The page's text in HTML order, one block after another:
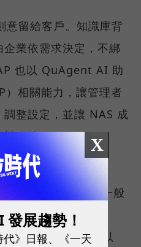
意留給客戶。知識庫背
業依需求決定，不綁
也以 QuAgent AI 助
）相關能力，讓管理者
整設定，並讓 NAS 成
節點。
說得太容易。他坦
運算能力仍有限。一般
約 300 到 800
，因此多數方案會以
X
展趨勢！
》日報、《一天